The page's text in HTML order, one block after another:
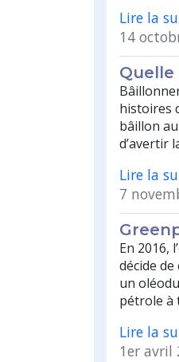
Lire la
14
histoires
bâillon
d’avertir
Lire la
7
En 2016,
décide
un
pétrole à
Lire la
1er avril